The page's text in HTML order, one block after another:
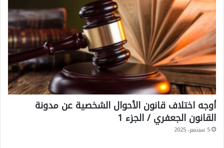
أوجه اختلاف قانون الأحوال الشخصية عن مدونة
القانون الجعفري / الجزء 1
5 سبتمبر، 2025